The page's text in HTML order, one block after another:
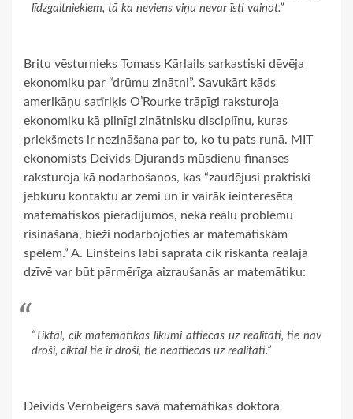
līdzgaitniekiem, tā ka neviens viņu nevar īsti vainot.”
Britu vēsturnieks Tomass Kārlails sarkastiski dēvēja
ekonomiku par “drūmu zinātni”. Savukārt kāds
amerikāņu satīriķis O’Rourke trāpīgi raksturoja
ekonomiku kā pilnīgi zinātnisku disciplīnu, kuras
priekšmets ir nezināšana par to, ko tu pats runā. MIT
ekonomists Deivids Djurands mūsdienu finanses
raksturoja kā nodarbošanos, kas “zaudējusi praktiski
jebkuru kontaktu ar zemi un ir vairāk ieinteresēta
matemātiskos pierādījumos, nekā reālu problēmu
risināšanā, bieži nodarbojoties ar matemātiskām
spēlēm.” A. Einšteins labi saprata cik riskanta reālajā
dzīvē var būt pārmērīga aizraušanās ar matemātiku:
“Tiktāl, cik matemātikas likumi attiecas uz realitāti, tie nav
droši, ciktāl tie ir droši, tie neattiecas uz realitāti.”
Deivids Vernbeigers savā matemātikas doktora